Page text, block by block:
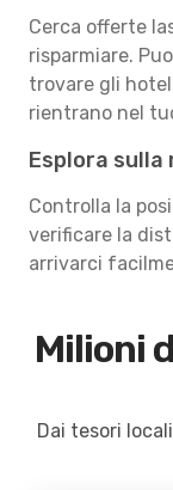
Cerca offerte
risparmiare.
trovare gli
rientrano nel
Esplora sulla
Controlla la
verificare la
arrivarci
Milioni
Dai tesori